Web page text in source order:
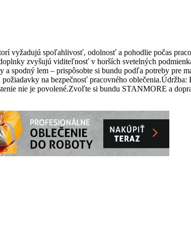
vyžadujú spoľahlivosť, odolnosť a pohodlie počas
zvyšujú viditeľnosť v horších svetelných
spodný lem – prispôsobte si bundu podľa potreby pre
na bezpečnosť pracovného
nie je povolené.Zvoľte si bundu STANMORE a